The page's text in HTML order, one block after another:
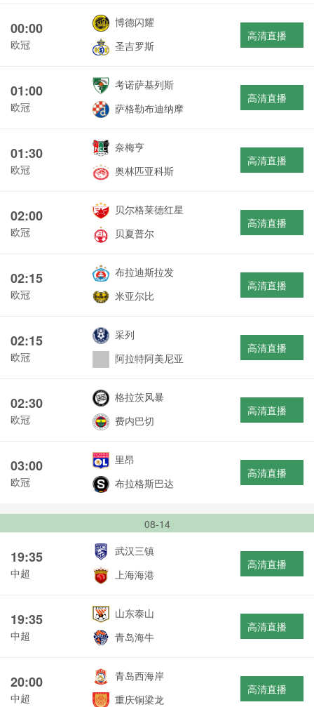
00:00
欧冠
博德闪耀
圣吉罗斯
高清直播
01:00
欧冠
考诺萨基列斯
萨格勒布迪纳摩
高清直播
01:30
欧冠
奈梅亨
奥林匹亚科斯
高清直播
02:00
欧冠
贝尔格莱德红星
贝夏普尔
高清直播
02:15
欧冠
布拉迪斯拉发
米亚尔比
高清直播
02:15
欧冠
采列
阿拉特阿美尼亚
高清直播
02:30
欧冠
格拉茨风暴
费内巴切
高清直播
03:00
欧冠
里昂
布拉格斯巴达
高清直播
08-14
19:35
中超
武汉三镇
上海海港
高清直播
19:35
中超
山东泰山
青岛海牛
高清直播
20:00
中超
青岛西海岸
重庆铜梁龙
高清直播